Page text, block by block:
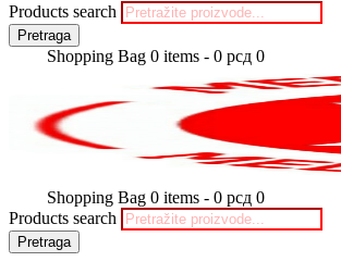
Products search
Pretraga
Shopping Bag 0 items - 0 рсд 0
Shopping Bag 0 items - 0 рсд 0
Products search
Pretraga